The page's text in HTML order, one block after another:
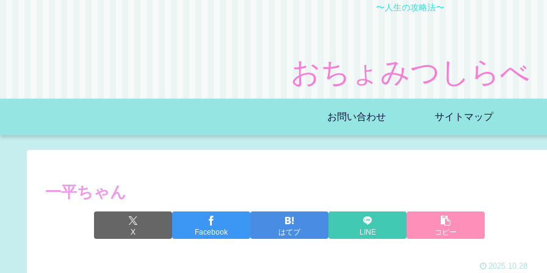
〜人生の攻略法〜
おちょみつしらべ
お問い合わせ サイトマップ
一平ちゃん
X Facebook はてブ LINE コピー
2025.10.28